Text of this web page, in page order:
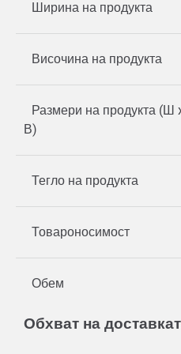
Ширина на продукта
Височина на продукта
Размери на продукта (Ш
В)
Тегло на продукта
Товароносимост
Обем
Обхват на